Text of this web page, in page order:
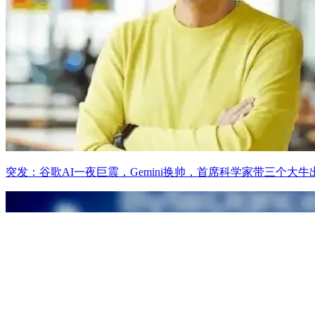
突发：谷歌AI一夜巨震，Gemini换帅，首席科学家带三个大牛